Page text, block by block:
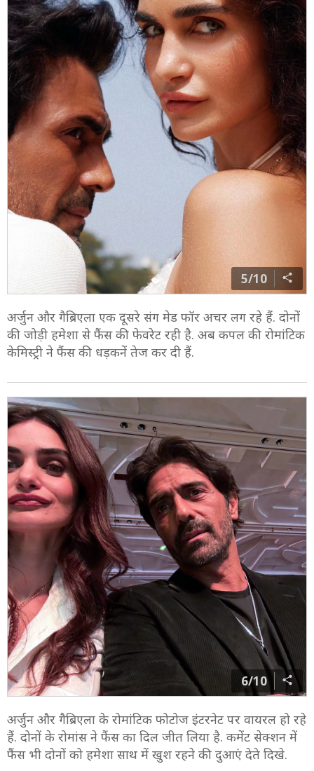
5/10
अर्जुन और गैब्रिएला एक दूसरे संग मेड फॉर अचर लग रहे हैं. दोनों
की जोड़ी हमेशा से फैंस की फेवरेट रही है. अब कपल की रोमांटिक
केमिस्ट्री ने फैंस की धड़कनें तेज कर दी हैं.
6/10
अर्जुन और गैब्रिएला के रोमांटिक फोटोज इंटरनेट पर वायरल हो रहे
हैं. दोनों के रोमांस ने फैंस का दिल जीत लिया है. कमेंट सेक्शन में
फैंस भी दोनों को हमेशा साथ में खुश रहने की दुआएं देते दिखे.